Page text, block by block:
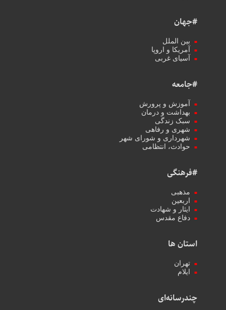
#جهان
بین الملل
آمریکا و اروپا
آسیای غربی
#جامعه
آموزش و پرورش
بهداشت و درمان
سبک زندگی
شهری و رفاهی
شهرداری و شورای شهر
حوادث، انتظامی
#فرهنگی
مذهبی
اربعین
ایثار و شهادت
دفاع مقدس
استان ها
تهران
ایلام
چندرسانه‌ای